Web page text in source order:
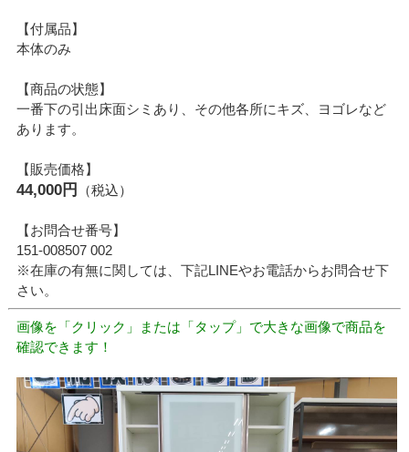
【付属品】
本体のみ
【商品の状態】
一番下の引出床面シミあり、その他各所にキズ、ヨゴレなど
あります。
【販売価格】
44,000円 （税込）
【お問合せ番号】
151-008507 002
※在庫の有無に関しては、下記LINEやお電話からお問合せ下
さい。
画像を「クリック」または「タップ」で大きな画像で商品を
確認できます！